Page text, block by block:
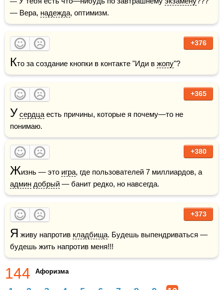
— Вера, надежда, оптимизм.
+376
Кто за создание кнопки в контакте "Иди в жопу"?
+365
У сердца есть причины, которые я почему—то не
понимаю.
+380
Жизнь — это игра
админ добрый — банит редко, но навсегда.
+373
Я живу напротив кладбища. Будешь выпендриваться —
будешь жить напротив меня!!!
144 Афоризма